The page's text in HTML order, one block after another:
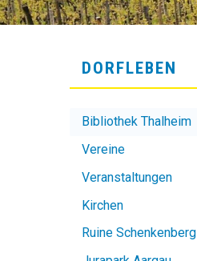
DORFLEBEN
Bibliothek Thalheim
Vereine
Veranstaltungen
Kirchen
Ruine Schenkenberg